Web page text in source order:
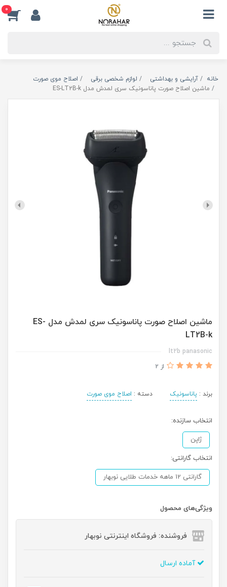
0
خانه آرایشی و بهداشتی لوازم شخصی برقی
اصلاح موی صورت
ماشین اصلاح صورت پاناسونیک سری لمدش مدل ES-LT2B-k
ماشین اصلاح صورت پاناسونیک سری لمدش مدل ES-
LT2B-k
lt2b panasonic
از 2
برند : پاناسونیک دسته : اصلاح موی صورت
انتخاب سازنده:
ژاپن
انتخاب گارانتی:
گارانتی 12 ماهه خدمات طلایی نوبهار
ویژگی‌های محصول
فروشنده: فروشگاه اینترنتی نوبهار
آماده ارسال